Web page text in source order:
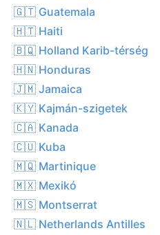
🇬🇹 Guatemala
🇭🇹 Haiti
🇧🇶 Holland Karib-térség
🇭🇳 Honduras
🇯🇲 Jamaica
🇰🇾 Kajmán-szigetek
🇨🇦 Kanada
🇨🇺 Kuba
🇲🇶 Martinique
🇲🇽 Mexikó
🇲🇸 Montserrat
🇳🇱 Netherlands Antilles